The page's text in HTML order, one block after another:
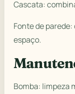
Cascata:
Fonte de
espaço.
Bomba: limpeza